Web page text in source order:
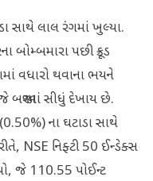
સાથે લાલ રંગમાં ખુલ્યા.
બોમ્બમારા પછી ક્રૂડ
વધારો થવાના ભયને
સીધું દેખાય છે.
ના ઘટાડા સાથે
NSE નિફ્ટી 50 ઈન્ડેક્સ
જે 110.55 પોઈન્ટ